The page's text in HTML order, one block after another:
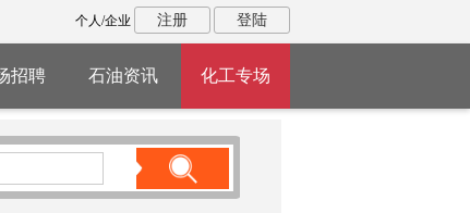
个人/企业 注册 登陆
招聘 石油资讯 化工专场